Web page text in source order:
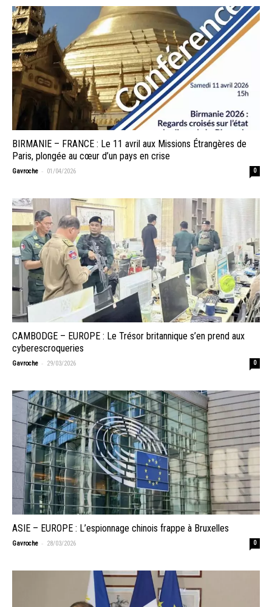
BIRMANIE – FRANCE : Le 11 avril aux Missions Étrangères de
Paris, plongée au cœur d’un pays en crise
Gavroche - 01/04/2026 0
CAMBODGE – EUROPE : Le Trésor britannique s’en prend aux
cyberescroqueries
Gavroche - 29/03/2026 0
ASIE – EUROPE : L’espionnage chinois frappe à Bruxelles
Gavroche - 28/03/2026 0